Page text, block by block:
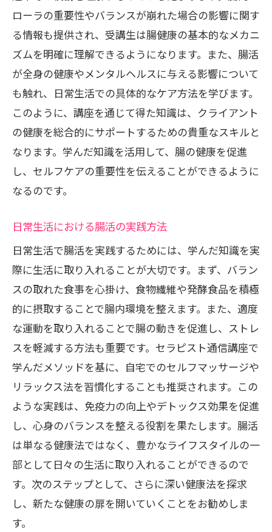
オンライン学習の利便性とその活用法
自宅でできる腸活の具体的な方法
通信講座を通じて身につける実践スキル
日常生活を改善する腸活の取り入れ方
自宅での学びを最大限に活かすコツ
通信講座で実現する自己成長のステップ
ローラの重要性やバランスが崩れた場合の影響に関す
る情報も提供され、受講生は腸健康の基本的なメカニ
ズムを明確に理解できるようになります。また、腸活
が全身の健康やメンタルヘルスに与える影響について
も触れ、日常生活での具体的なケア方法を学びます。
このように、講座を通じて得た知識は、クライアント
の健康を総合的にサポートするための貴重なスキルと
なります。学んだ知識を活用して、腸の健康を促進
し、セルフケアの重要性を伝えることができるように
なるのです。
日常生活における腸活の実践方法
日常生活で腸活を実践するためには、学んだ知識を実
際に生活に取り入れることが大切です。まず、バラン
スの取れた食事を心掛け、食物繊維や発酵食品を積極
的に摂取することで腸内環境を整えます。また、適度
な運動を取り入れることで腸の動きを促進し、ストレ
スを軽減する方法も重要です。セラピスト通信講座で
学んだメソッドを基に、自宅でのセルフマッサージや
リラックス法を習慣化することも推奨されます。この
ような実践は、免疫力の向上やデトックス効果を促進
し、心身のバランスを整える役割を果たします。腸活
は単なる健康法ではなく、豊かなライフスタイルの一
部として日々の生活に取り入れることができるので
す。次のステップとして、さらに深い健康法を探求
し、新たな健康の扉を開いていくことをお勧めしま
す。